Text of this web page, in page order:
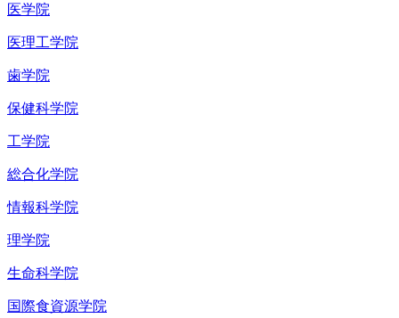
医学院
医理工学院
歯学院
保健科学院
工学院
総合化学院
情報科学院
理学院
生命科学院
国際食資源学院